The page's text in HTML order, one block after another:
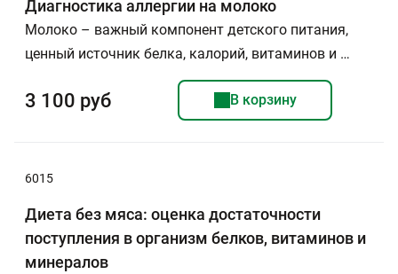
Диагностика аллергии на молоко
Молоко – важный компонент детского питания,
ценный источник белка, калорий, витаминов и …
3 100 руб В корзину
6015
Диета без мяса: оценка достаточности
поступления в организм белков, витаминов и
минералов